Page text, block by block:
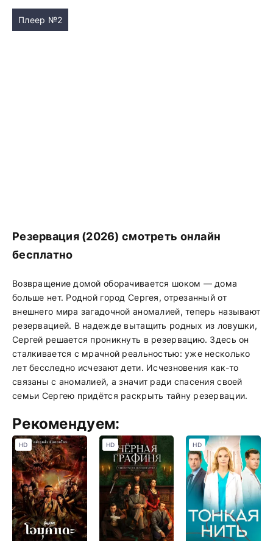
Плеер №2
Резервация (2026) смотреть онлайн
бесплатно
Возвращение домой оборачивается шоком — дома
больше нет. Родной город Сергея, отрезанный от
внешнего мира загадочной аномалией, теперь называют
резервацией. В надежде вытащить родных из ловушки,
Сергей решается проникнуть в резервацию. Здесь он
сталкивается с мрачной реальностью: уже несколько
лет бесследно исчезают дети. Исчезновения как-то
связаны с аномалией, а значит ради спасения своей
семьи Сергею придётся раскрыть тайну резервации.
Рекомендуем:
HD HD HD